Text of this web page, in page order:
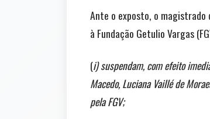
Ante o exposto, o
à Fundação Getulio Vargas
(i) suspendam, com efeito
Macedo, Luciana Vaillé de
pela FGV;